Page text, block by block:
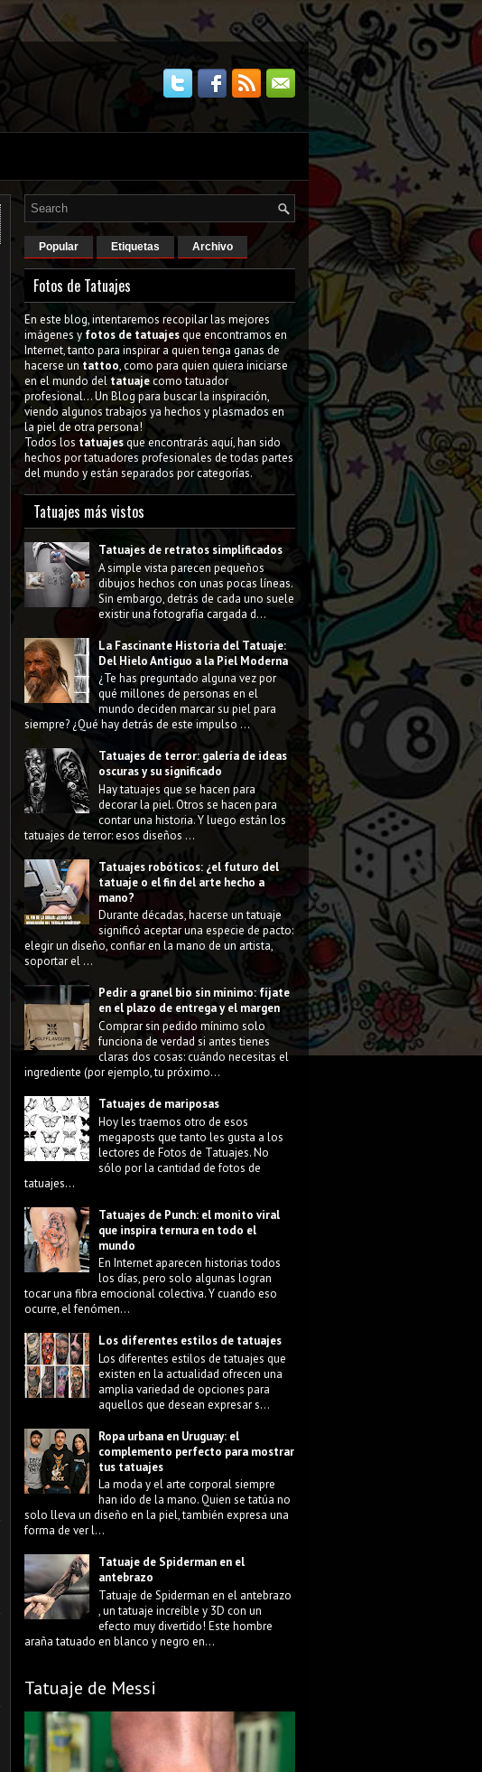
Popular Etiquetas Archivo
Fotos de Tatuajes
En este blog, intentaremos recopilar las mejores
imágenes y fotos de tatuajesque encontramos en
Internet, tanto para inspirar a quien tenga ganas de
hacerse un tattoo, como para quien quiera iniciarse
en el mundo del tatuajecomo tatuador
profesional... Un Blog para buscar la inspiración,
viendo algunos trabajos ya hechos y plasmados en
la piel de otra persona!
Todos los tatuajesque encontrarás aquí, han sido
hechos por tatuadores profesionales de todas partes
del mundo y están separados por categorías.
Tatuajes más vistos
Tatuajes de retratos simplificados
A simple vista parecen pequeños
dibujos hechos con unas pocas líneas.
Sin embargo, detrás de cada uno suele
existir una fotografía cargada d...
La Fascinante Historia del Tatuaje:
Del Hielo Antiguo a la Piel Moderna
¿Te has preguntado alguna vez por
qué millones de personas en el
mundo deciden marcar su piel para
siempre? ¿Qué hay detrás de este impulso ...
Tatuajes de terror: galería de ideas
oscuras y su significado
Hay tatuajes que se hacen para
decorar la piel. Otros se hacen para
contar una historia. Y luego están los
tatuajes de terror: esos diseños ...
Tatuajes robóticos: ¿el futuro del
tatuaje o el fin del arte hecho a
mano?
Durante décadas, hacerse un tatuaje
significó aceptar una especie de pacto:
elegir un diseño, confiar en la mano de un artista,
soportar el ...
Pedir a granel bio sin mínimo: fíjate
en el plazo de entrega y el margen
Comprar sin pedido mínimo solo
funciona de verdad si antes tienes
claras dos cosas: cuándo necesitas el
ingrediente (por ejemplo, tu próximo...
Tatuajes de mariposas
Hoy les traemos otro de esos
megaposts que tanto les gusta a los
lectores de Fotos de Tatuajes. No
sólo por la cantidad de fotos de
tatuajes...
Tatuajes de Punch: el monito viral
que inspira ternura en todo el
mundo
En Internet aparecen historias todos
los días, pero solo algunas logran
tocar una fibra emocional colectiva. Y cuando eso
ocurre, el fenómen...
Los diferentes estilos de tatuajes
Los diferentes estilos de tatuajes que
existen en la actualidad ofrecen una
amplia variedad de opciones para
aquellos que desean expresar s...
Ropa urbana en Uruguay: el
complemento perfecto para mostrar
tus tatuajes
La moda y el arte corporal siempre
han ido de la mano. Quien se tatúa no
solo lleva un diseño en la piel, también expresa una
forma de ver l...
Tatuaje de Spiderman en el
antebrazo
Tatuaje de Spiderman en el antebrazo
, un tatuaje increíble y 3D con un
efecto muy divertido! Este hombre
araña tatuado en blanco y negro en...
Tatuaje de Messi